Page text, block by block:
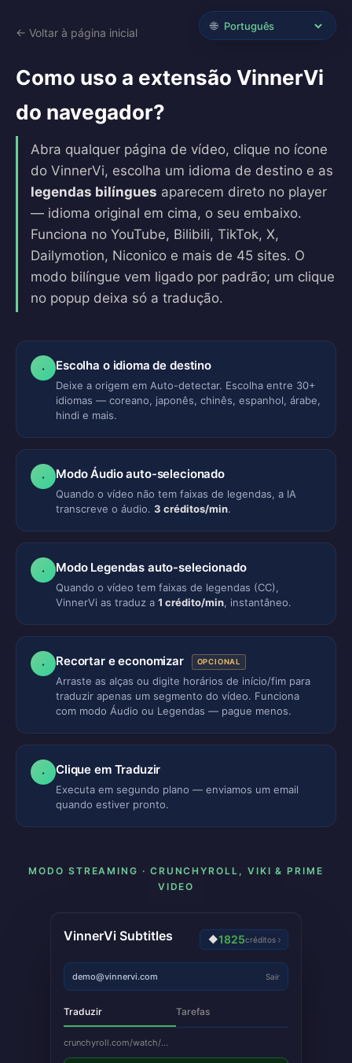
← Voltar à página inicial
Como uso a extensão VinnerVi
do navegador?
Abra qualquer página de vídeo, clique no ícone
do VinnerVi, escolha um idioma de destino e as
legendas bilíngues aparecem direto no player
— idioma original em cima, o seu embaixo.
Funciona no YouTube, Bilibili, TikTok, X,
Dailymotion, Niconico e mais de 45 sites. O
modo bilíngue vem ligado por padrão; um clique
no popup deixa só a tradução.
· Escolha o idioma de destino
Deixe a origem em Auto-detectar. Escolha entre 30+
idiomas — coreano, japonês, chinês, espanhol, árabe,
hindi e mais.
· Modo Áudio auto-selecionado
Quando o vídeo não tem faixas de legendas, a IA
transcreve o áudio. 3 créditos/min.
· Modo Legendas auto-selecionado
Quando o vídeo tem faixas de legendas (CC),
VinnerVi as traduz a 1 crédito/min, instantâneo.
· Recortar e economizar OPCIONAL
Arraste as alças ou digite horários de início/fim para
traduzir apenas um segmento do vídeo. Funciona
com modo Áudio ou Legendas — pague menos.
· Clique em Traduzir
Executa em segundo plano — enviamos um email
quando estiver pronto.
MODO STREAMING · CRUNCHYROLL, VIKI & PRIME
VIDEO
VinnerVi Subtitles ◆1825créditos ›
demo@vinnervi.com Sair
Traduzir Tarefas
crunchyroll.com/watch/…
🌐